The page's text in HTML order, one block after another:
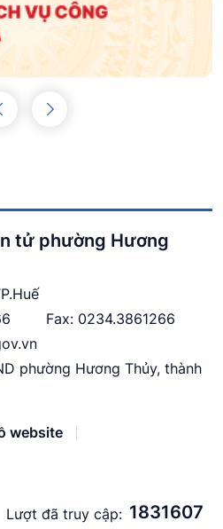
tử phường Hương
Fax: 0234.3861266
phường Hương Thủy, thành
website
Lượt đã truy cập: 1831607